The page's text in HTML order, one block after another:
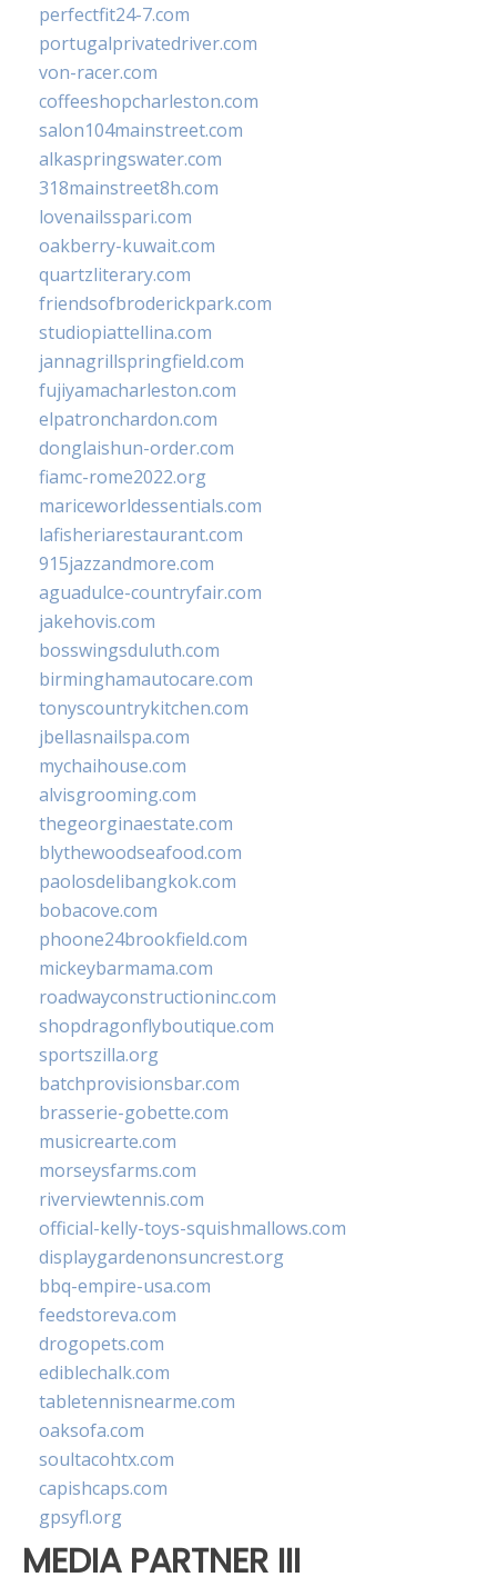
perfectfit24-7.com
portugalprivatedriver.com
von-racer.com
coffeeshopcharleston.com
salon104mainstreet.com
alkaspringswater.com
318mainstreet8h.com
lovenailsspari.com
oakberry-kuwait.com
quartzliterary.com
friendsofbroderickpark.com
studiopiattellina.com
jannagrillspringfield.com
fujiyamacharleston.com
elpatronchardon.com
donglaishun-order.com
fiamc-rome2022.org
mariceworldessentials.com
lafisheriarestaurant.com
915jazzandmore.com
aguadulce-countryfair.com
jakehovis.com
bosswingsduluth.com
birminghamautocare.com
tonyscountrykitchen.com
jbellasnailspa.com
mychaihouse.com
alvisgrooming.com
thegeorginaestate.com
blythewoodseafood.com
paolosdelibangkok.com
bobacove.com
phoone24brookfield.com
mickeybarmama.com
roadwayconstructioninc.com
shopdragonflyboutique.com
sportszilla.org
batchprovisionsbar.com
brasserie-gobette.com
musicrearte.com
morseysfarms.com
riverviewtennis.com
official-kelly-toys-squishmallows.com
displaygardenonsuncrest.org
bbq-empire-usa.com
feedstoreva.com
drogopets.com
ediblechalk.com
tabletennisnearme.com
oaksofa.com
soultacohtx.com
capishcaps.com
gpsyfl.org
MEDIA PARTNER III